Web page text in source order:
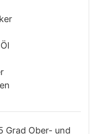
Grad Ober- und